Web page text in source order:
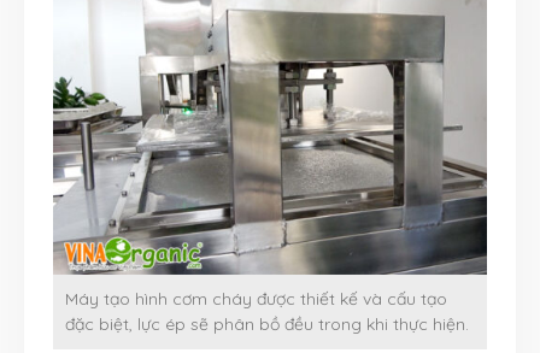
Máy tạo hình cơm cháy được thiết kế và cấu tạo
đặc biệt, lực ép sẽ phân bồ đều trong khi thực hiện.